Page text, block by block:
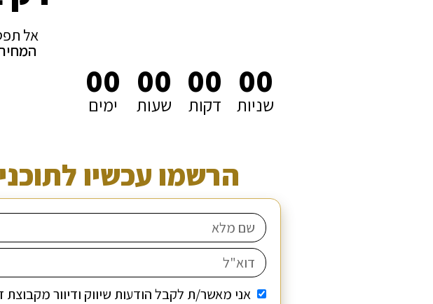
אל
00
ימים
00
שעות
00
דקות
00
שניות
הרשמו עכשיו
אני מאשר/ת לקבל הודעות שיווק ודיוור מקבוצת